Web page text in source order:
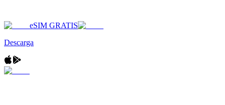
eSIM GRATIS
Descarga